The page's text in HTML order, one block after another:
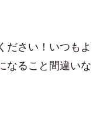
ださい！いつもよ
なること間違いな